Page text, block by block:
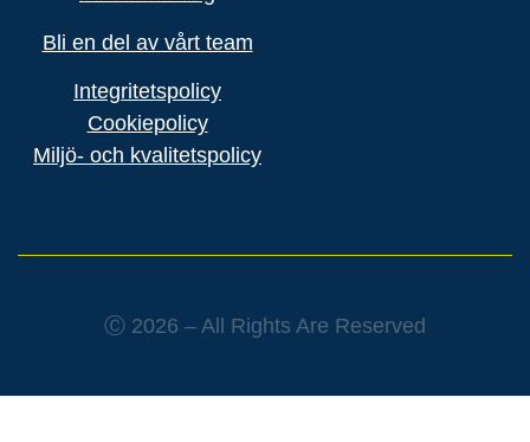
Bli en del av vårt team
Integritetspolicy
Cookiepolicy
Miljö- och kvalitetspolicy
Ⓒ 2026 – All Rights Are Reserved